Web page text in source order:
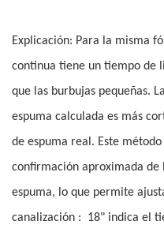
Explicación: Para la misma
continua tiene un tiempo de
que las burbujas pequeñas.
espuma calculada es más
de espuma real. Este
confirmación aproximada
espuma, lo que permite
canalización :
18" indica el